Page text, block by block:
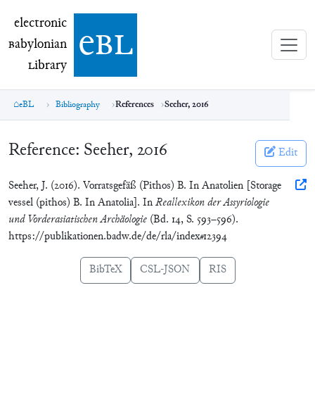
electronic Babylonian Library (eBL)
electronic
Babylonian
Library ebl
eBL Bibliography References Seeher, 2016
Reference: Seeher, 2016 Edit
Seeher, J. (2016). Vorratsgefäß (Pithos) B. In Anatolien [Storage
vessel (pithos) B. In Anatolia]. InReallexikon der Assyriologie
und Vorderasiatischen Archäologie (Bd. 14, S. 593–596).
https://publikationen.badw.de/de/rla/index#12394
BibTeX CSL-JSON RIS